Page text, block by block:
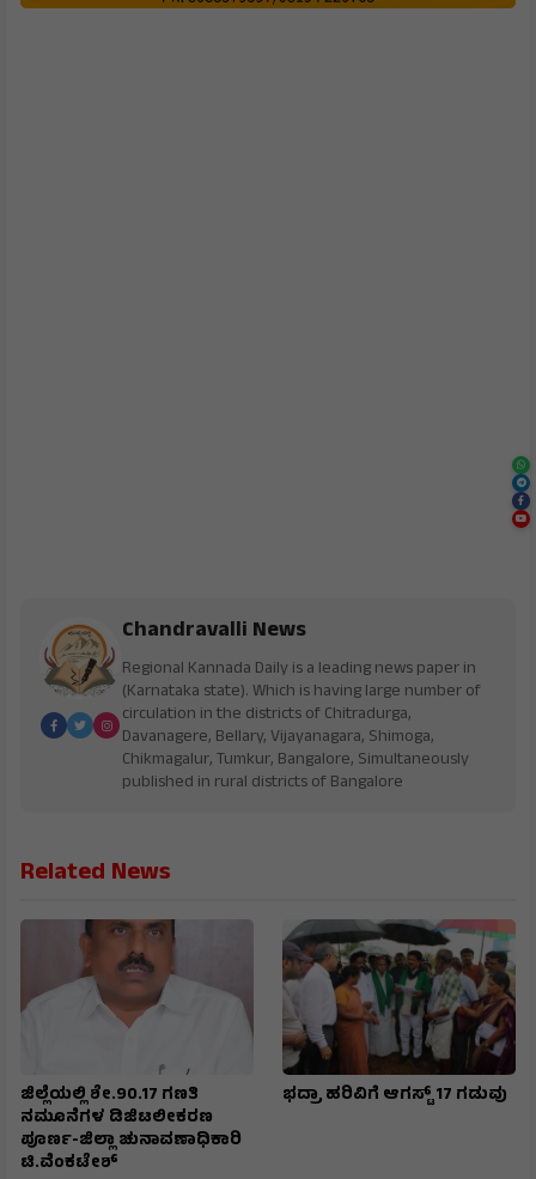
Chandravalli News
Regional Kannada Daily is a leading news paper in
(Karnataka state). Which is having large number of
circulation in the districts of Chitradurga,
Davanagere, Bellary, Vijayanagara, Shimoga,
Chikmagalur, Tumkur, Bangalore, Simultaneously
published in rural districts of Bangalore
Related News
ಜಿಲ್ಲೆಯಲ್ಲಿ ಶೇ.90.17 ಗಣತಿ
ನಮೂನೆಗಳ ಡಿಜಿಟಲೀಕರಣ
ಪೂರ್ಣ-ಜಿಲ್ಲಾ ಚುನಾವಣಾಧಿಕಾರಿ
ಟಿ.ವೆಂಕಟೇಶ್
ಭದ್ರಾ ಹರಿವಿಗೆ ಆಗಸ್ಟ್ 17 ಗಡುವು